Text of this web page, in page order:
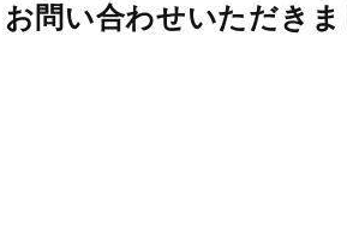
お問い合わせいただき